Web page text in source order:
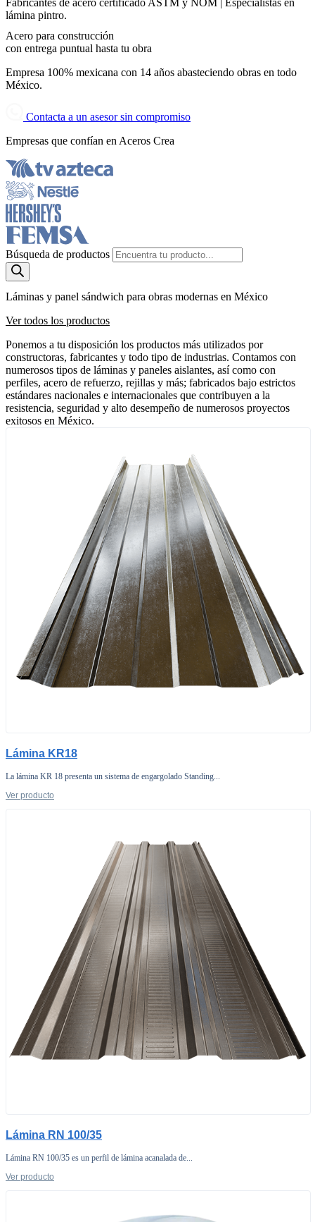
Fabricantes de acero certificado ASTM y NOM | Especialistas en
lámina pintro.
Acero para construcción
con entrega puntual hasta tu obra
Empresa 100% mexicana con 14 años abasteciendo obras en todo
México.
Contacta a un asesor sin compromiso
Empresas que confían en Aceros Crea
Búsqueda de productos
Láminas y panel sándwich para obras modernas en México
Ver todos los productos
Ponemos a tu disposición los productos más utilizados por
constructoras, fabricantes y todo tipo de industrias. Contamos con
numerosos tipos de láminas y paneles aislantes, así como con
perfiles, acero de refuerzo, rejillas y más; fabricados bajo estrictos
estándares nacionales e internacionales que contribuyen a la
resistencia, seguridad y alto desempeño de numerosos proyectos
exitosos en México.
Lámina KR18
La lámina KR 18 presenta un sistema de engargolado Standing...
Ver producto
Lámina RN 100/35
Lámina RN 100/35 es un perfil de lámina acanalada de...
Ver producto